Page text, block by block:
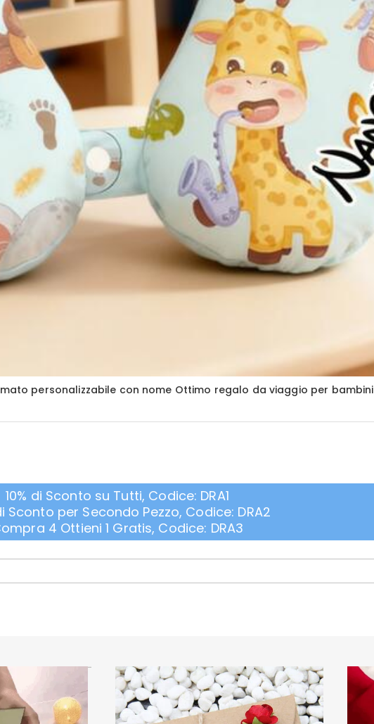
personalizzabile con nome Ottimo regalo da viaggio per bambini
10% di Sconto su Tutti, Codice: DRA1
Sconto per Secondo Pezzo, Codice: DRA2
4 Ottieni 1 Gratis, Codice: DRA3